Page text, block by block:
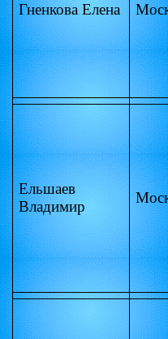
Гненкова Елена
Ельшаев
Владимир